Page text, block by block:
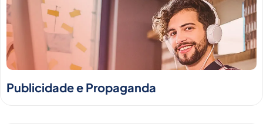
Publicidade e Propaganda